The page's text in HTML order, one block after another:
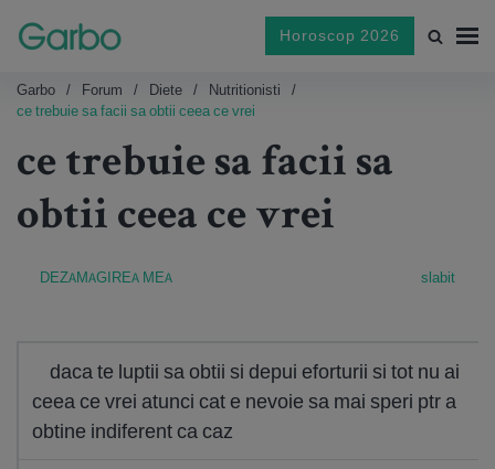
Horoscop 2026
Garbo Forum Diete
Nutritionisti
ce trebuie sa facii sa obtii ceea ce vrei
ce trebuie sa facii sa
obtii ceea ce vrei
DEZAMAGIREA MEA slabit
daca te luptii sa obtii si depui eforturii si tot nu ai
ceea ce vrei atunci cat e nevoie sa mai speri ptr a
obtine indiferent ca caz